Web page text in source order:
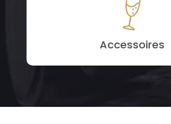
Accessoires